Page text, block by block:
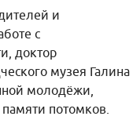
и
с
доктор
музея Галина
молодёжи,
потомков.